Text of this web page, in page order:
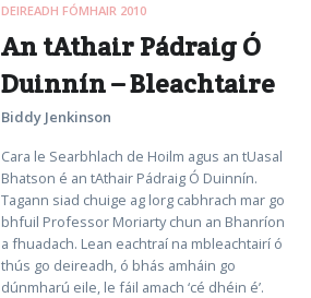
DEIREADH FÓMHAIR 2010
An tAthair Pádraig Ó
Duinnín – Bleachtaire
Biddy Jenkinson
Cara le Searbhlach de Hoilm agus an tUasal
Bhatson é an tAthair Pádraig Ó Duinnín.
Tagann siad chuige ag lorg cabhrach mar go
bhfuil Professor Moriarty chun an Bhanríon
a fhuadach. Lean eachtraí na mbleachtairí ó
thús go deireadh, ó bhás amháin go
dúnmharú eile, le fáil amach ‘cé dhéin é’.